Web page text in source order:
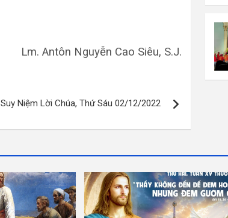
Lm. Antôn Nguyễn Cao Siêu, S.J.
Suy Niệm Lời Chúa, Thứ Sáu 02/12/2022